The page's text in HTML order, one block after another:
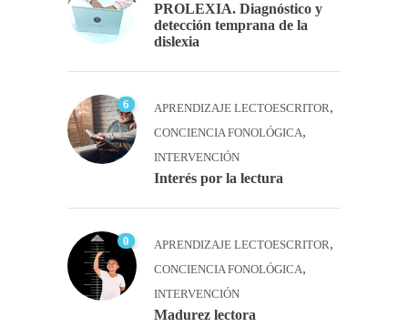
PROLEXIA. Diagnóstico y
detección temprana de la
dislexia
6 APRENDIZAJE LECTOESCRITOR,
CONCIENCIA FONOLÓGICA,
INTERVENCIÓN
Interés por la lectura
0 APRENDIZAJE LECTOESCRITOR,
CONCIENCIA FONOLÓGICA,
INTERVENCIÓN
Madurez lectora